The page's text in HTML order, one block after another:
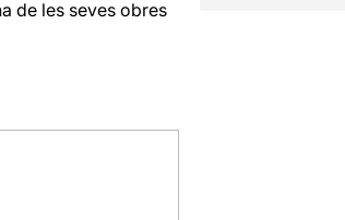
de les seves obres